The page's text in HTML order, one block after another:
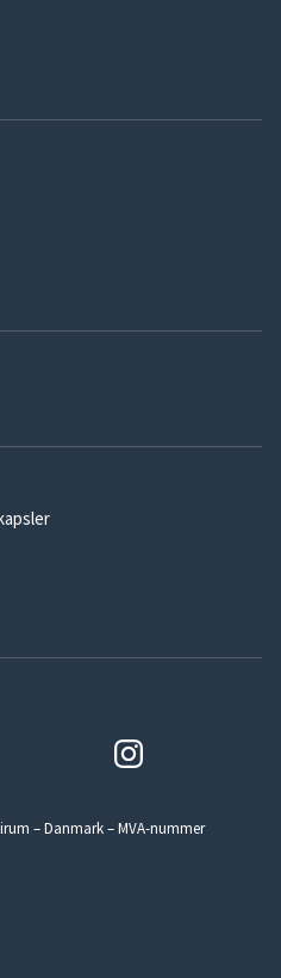
– Danmark – MVA-nummer